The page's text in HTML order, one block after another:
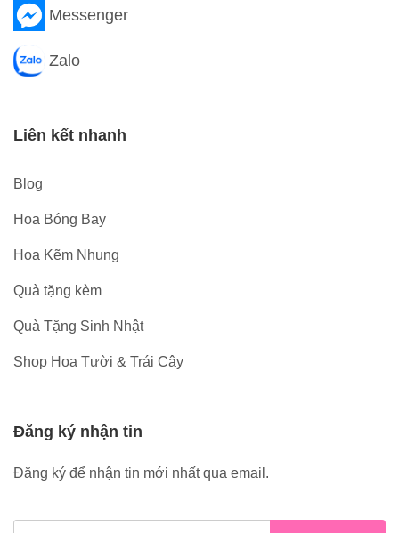
Messenger
Zalo
Liên kết nhanh
Blog
Hoa Bóng Bay
Hoa Kẽm Nhung
Quà tặng kèm
Quà Tặng Sinh Nhật
Shop Hoa Tười & Trái Cây
Đăng ký nhận tin
Đăng ký để nhận tin mới nhất qua email.